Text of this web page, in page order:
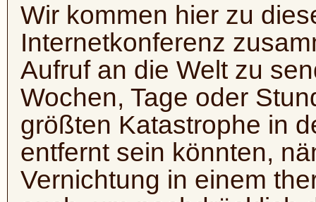
Wir kommen hier zu
Internetkonferenz
Aufruf an die Welt zu
Wochen, Tage oder
größten Katastrophe in
entfernt sein könnten,
Vernichtung in einem